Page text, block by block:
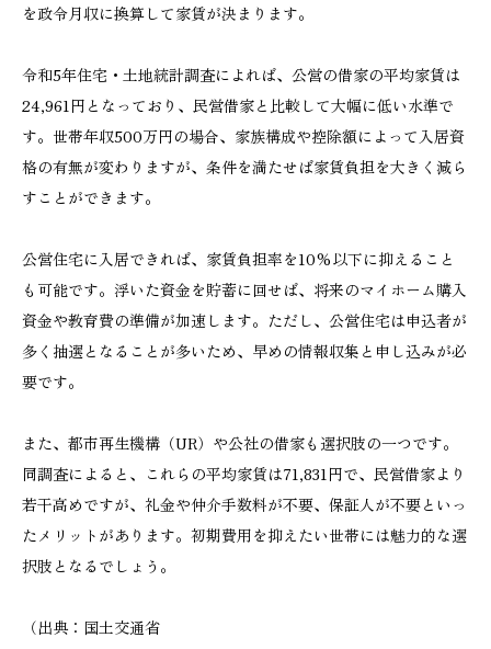
を政令月収に換算して家賃が決まります。
令和5年住宅・土地統計調査によれば、公営の借家の平均家賃は
24,961円となっており、民営借家と比較して大幅に低い水準で
す。世帯年収500万円の場合、家族構成や控除額によって入居資
格の有無が変わりますが、条件を満たせば家賃負担を大きく減ら
すことができます。
公営住宅に入居できれば、家賃負担率を10%以下に抑えること
も可能です。浮いた資金を貯蓄に回せば、将来のマイホーム購入
資金や教育費の準備が加速します。ただし、公営住宅は申込者が
多く抽選となることが多いため、早めの情報収集と申し込みが必
要です。
また、都市再生機構（UR）や公社の借家も選択肢の一つです。
同調査によると、これらの平均家賃は71,831円で、民営借家より
若干高めですが、礼金や仲介手数料が不要、保証人が不要といっ
たメリットがあります。初期費用を抑えたい世帯には魅力的な選
択肢となるでしょう。
（出典：国土交通省